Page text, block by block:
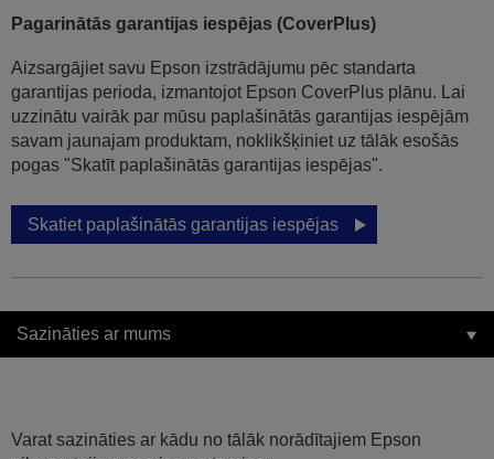
Pagarinātās garantijas iespējas (CoverPlus)
Aizsargājiet savu Epson izstrādājumu pēc standarta
garantijas perioda, izmantojot Epson CoverPlus plānu. Lai
uzzinātu vairāk par mūsu paplašinātās garantijas iespējām
savam jaunajam produktam, noklikšķiniet uz tālāk esošās
pogas "Skatīt paplašinātās garantijas iespējas".
Skatiet paplašinātās garantijas iespējas
Sazināties ar mums
Varat sazināties ar kādu no tālāk norādītajiem Epson